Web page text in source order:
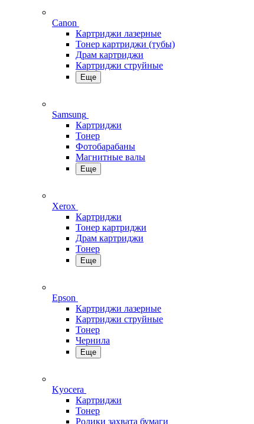
Canon
Картриджи лазерные
Тонер картриджи (тубы)
Драм картриджи
Картриджи струйные
Еще
Samsung
Картриджи
Тонер
Фотобарабаны
Магнитные валы
Еще
Xerox
Картриджи
Тонер картриджи
Драм картриджи
Тонер
Еще
Epson
Картриджи лазерные
Картриджи струйные
Тонер
Чернила
Еще
Kyocera
Картриджи
Тонер
Ролики захвата бумаги